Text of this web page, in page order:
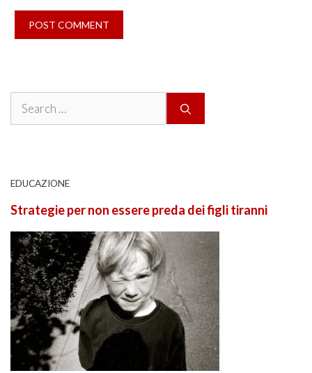
Search
EDUCAZIONE
Strategie per non essere preda dei figli tiranni